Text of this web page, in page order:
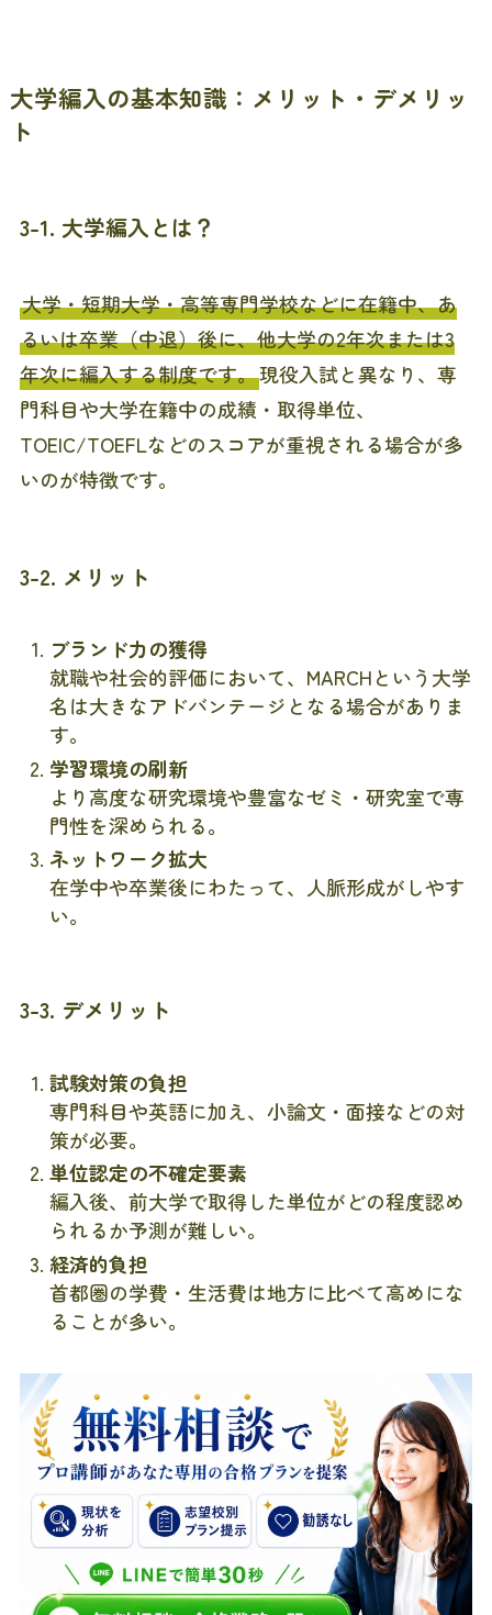
大学編入の基本知識：メリット・デメリッ
ト
3-1. 大学編入とは？
大学・短期大学・高等専門学校などに在籍中、あ
るいは卒業（中退）後に、他大学の2年次または3
年次に編入する制度です。現役入試と異なり、専
門科目や大学在籍中の成績・取得単位、
TOEIC/TOEFLなどのスコアが重視される場合が多
いのが特徴です。
3-2. メリット
ブランド力の獲得
就職や社会的評価において、MARCHという大学
名は大きなアドバンテージとなる場合がありま
す。
学習環境の刷新
より高度な研究環境や豊富なゼミ・研究室で専
門性を深められる。
ネットワーク拡大
在学中や卒業後にわたって、人脈形成がしやす
い。
3-3. デメリット
試験対策の負担
専門科目や英語に加え、小論文・面接などの対
策が必要。
単位認定の不確定要素
編入後、前大学で取得した単位がどの程度認め
られるか予測が難しい。
経済的負担
首都圏の学費・生活費は地方に比べて高めにな
ることが多い。